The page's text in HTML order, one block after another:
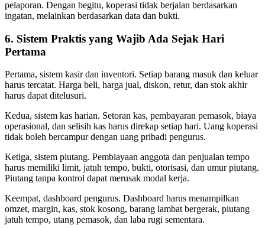
pelaporan. Dengan begitu, koperasi tidak berjalan berdasarkan
ingatan, melainkan berdasarkan data dan bukti.
6. Sistem Praktis yang Wajib Ada Sejak Hari
Pertama
Pertama, sistem kasir dan inventori. Setiap barang masuk dan keluar
harus tercatat. Harga beli, harga jual, diskon, retur, dan stok akhir
harus dapat ditelusuri.
Kedua, sistem kas harian. Setoran kas, pembayaran pemasok, biaya
operasional, dan selisih kas harus direkap setiap hari. Uang koperasi
tidak boleh bercampur dengan uang pribadi pengurus.
Ketiga, sistem piutang. Pembiayaan anggota dan penjualan tempo
harus memiliki limit, jatuh tempo, bukti, otorisasi, dan umur piutang.
Piutang tanpa kontrol dapat merusak modal kerja.
Keempat, dashboard pengurus. Dashboard harus menampilkan
omzet, margin, kas, stok kosong, barang lambat bergerak, piutang
jatuh tempo, utang pemasok, dan laba rugi sementara.